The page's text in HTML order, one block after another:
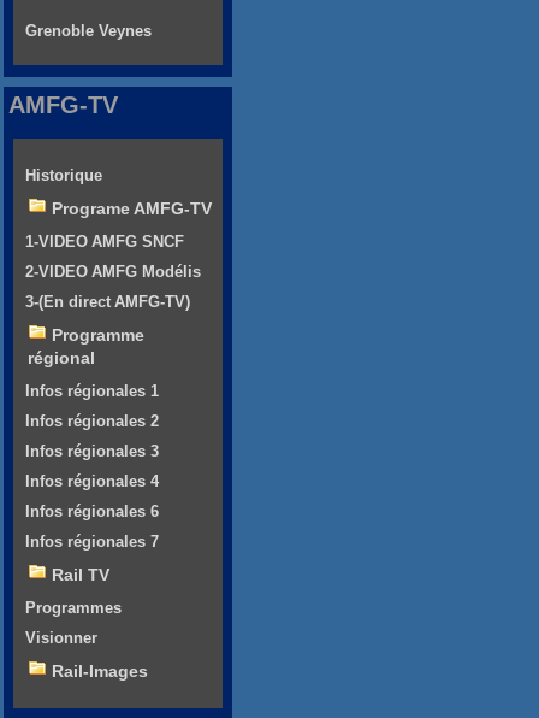
Grenoble Veynes
AMFG-TV
Historique
Programe AMFG-TV
1-VIDEO AMFG SNCF
2-VIDEO AMFG Modélis
3-(En direct AMFG-TV)
Programme
régional
Infos régionales 1
Infos régionales 2
Infos régionales 3
Infos régionales 4
Infos régionales 6
Infos régionales 7
Rail TV
Programmes
Visionner
Rail-Images